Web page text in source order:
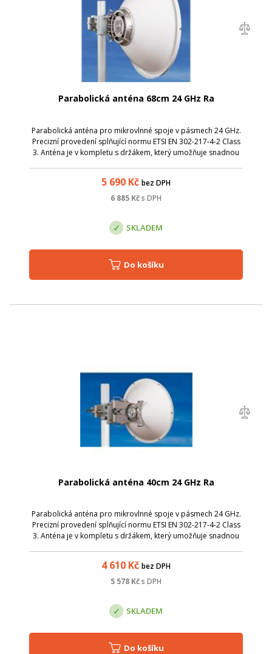
Parabolická anténa 68cm 24 GHz Ra
Parabolická anténa pro mikrovlnné spoje v pásmech 24 GHz.
Precizní provedení splňující normu ETSI EN 302-217-4-2 Class
3. Anténa je v kompletu s držákem, který umožňuje snadnou
5 690 Kč bez DPH
6 885 Kčs DPH
SKLADEM
Do košíku
Parabolická anténa 40cm 24 GHz Ra
Parabolická anténa pro mikrovlnné spoje v pásmech 24 GHz.
Precizní provedení splňující normu ETSI EN 302-217-4-2 Class
3. Anténa je v kompletu s držákem, který umožňuje snadnou
4 610 Kč bez DPH
5 578 Kčs DPH
SKLADEM
Do košíku